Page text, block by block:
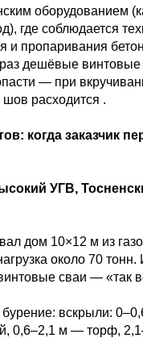
оборудованием
где соблюдается
и пропаривания
дешёвые винтовые
— при
шов расходится .
когда заказчик
УГВ,
дом 10×12 м из
около 70 тонн.
сваи — «так
вскрыли:
0,6–2,1 м — торф,